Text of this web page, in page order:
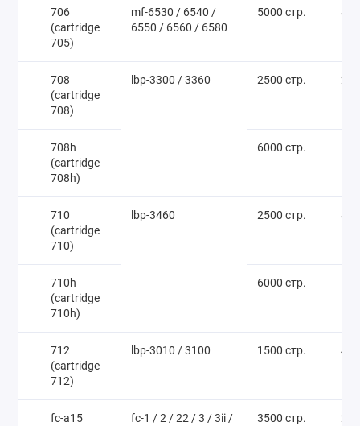
706
(cartridge
705)
mf-6530 / 6540 /
6550 / 6560 / 6580
5000 стр.
708
(cartridge
708)
lbp-3300 / 3360 2500 стр.
708h
(cartridge
708h)
6000 стр.
710
(cartridge
710)
lbp-3460 2500 стр.
710h
(cartridge
710h)
6000 стр.
712
(cartridge
712)
lbp-3010 / 3100 1500 стр.
fc-a15
fc-1 / 2 / 22 / 3 / 3ii /
3500 стр.